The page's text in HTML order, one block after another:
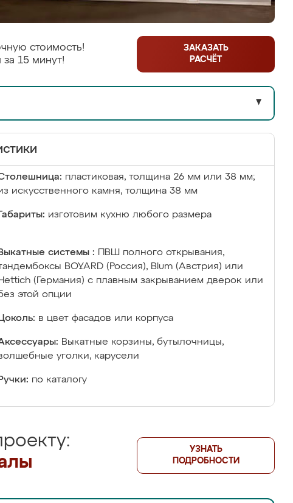
стоимость!
15 минут!
ЗАКАЗАТЬ
РАСЧЁТ
▼
пластиковая, толщина 26 мм или 38 мм;
искусственного камня, толщина 38 мм
изготовим кухню любого размера
системы :
ПВШ полного открывания,
BOYARD (Россия), Blum (Австрия) или
(Германия) с плавным закрыванием дверок или
этой опции
в цвет фасадов или корпуса
Выкатные корзины, бутылочницы,
уголки, карусели
по каталогу
УЗНАТЬ
ПОДРОБНОСТИ